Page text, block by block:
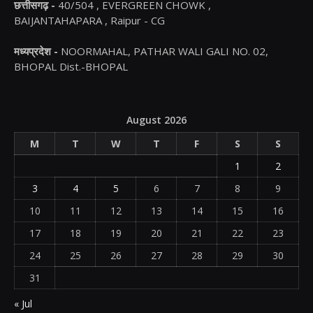
छत्तीसगढ़ - 40/504 , EVERGREEN CHOWK ,
BAIJANTAHAPARA , Raipur - CG
मध्यप्रदेश - NOORMAHAL, PATHAR WALI GALI NO. 02,
BHOPAL Dist.-BHOPAL
August 2026
M
T W T F S
S
1
2
3
4 5 6 7 8
9
10
11 12 13 14 15
16
17
18 19 20 21 22
23
24
25 26 27 28 29
30
31
« Jul